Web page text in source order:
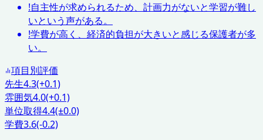
!自主性が求められるため、計画力がないと学習が難し
いという声がある。
!学費が高く、経済的負担が大きいと感じる保護者が多
い。
項目別評価
先生4.3(+0.1)
雰囲気4.0(+0.1)
単位取得4.4(±0.0)
学費3.6(-0.2)